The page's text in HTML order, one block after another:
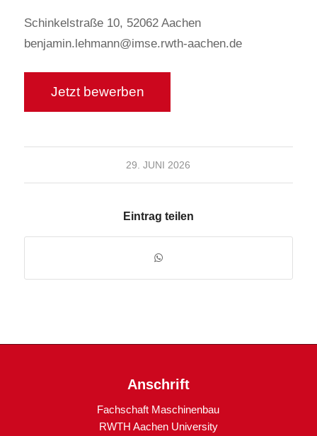
Schinkelstraße 10, 52062 Aachen
benjamin.lehmann@imse.rwth-aachen.de
29. JUNI 2026
Eintrag teilen
Anschrift
Fachschaft Maschinenbau
RWTH Aachen University